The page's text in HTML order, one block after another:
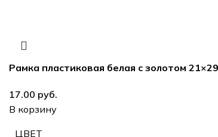
Рамка пластиковая белая с золотом
руб.
В корзину
ЦВЕТ